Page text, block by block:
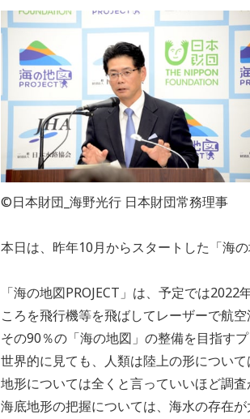
©日本財団_海野光行 日本財団常務理事
本日は、昨年10月からスタートした「海
「海の地図PROJECT」は、予定では
ころを飛行機等を飛ばしてレーザーで航
その90％の「海の地図」の整備を目指すプ
世界的に見ても、人類は陸上の形につい
地形については全くと言っていいほど調査
海底地形の把握については、海水の存在